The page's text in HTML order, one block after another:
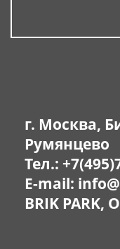
г. Москва,
Румянцево
Тел.:
E-mail:
BRIK PARK,